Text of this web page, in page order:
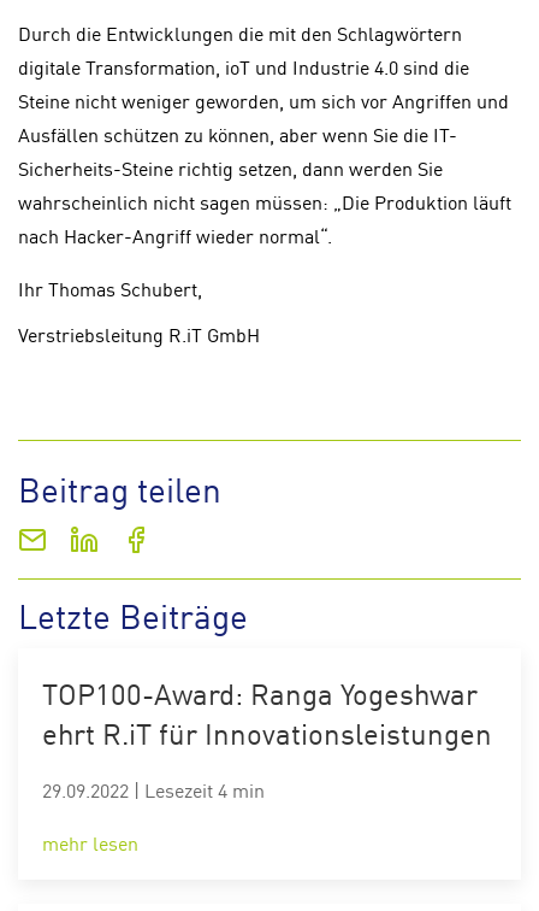
Durch die Entwicklungen die mit den Schlagwörtern
digitale Transformation, ioT und Industrie 4.0 sind die
Steine nicht weniger geworden, um sich vor Angriffen und
Ausfällen schützen zu können, aber wenn Sie die IT-
Sicherheits-Steine richtig setzen, dann werden Sie
wahrscheinlich nicht sagen müssen: „Die Produktion läuft
nach Hacker-Angriff wieder normal“.
IhrThomas Schubert,
Verstriebsleitung R.iT GmbH
Beitrag teilen
Letzte Beiträge
TOP100-Award: Ranga Yogeshwar
ehrt R.iT für Innovationsleistungen
29.09.2022 | Lesezeit 4 min
mehr lesen